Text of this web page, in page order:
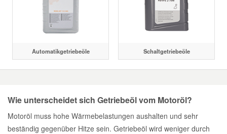
Automatikgetriebeöle Schaltgetriebeöle
Wie unterscheidet sich Getriebeöl vom Motoröl?
Motoröl muss hohe Wärmebelastungen aushalten und sehr
beständig gegenüber Hitze sein. Getriebeöl wird weniger durch
Räder und Reifen
Scheibenreinigung
Zündanlage und Glühanlage
Prüf- und Messwerkzeuge
Karosserie Werkzeug
Reifen Zubehör
Werkstattbedarf
Winter-Autozubehör
Chrysler Ersatzteile
Cupra Ersatzteile
Dodge Ersatzteile